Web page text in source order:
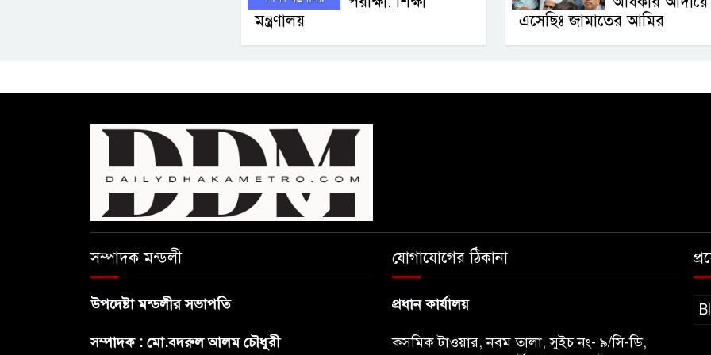
মন্ত্রণালয়
এসেছিঃ জামাতের আমির
সম্পাদক মন্ডলী
উপদেষ্টা মন্ডলীর সভাপতি
সম্পাদক : মো.বদরুল আলম চৌধুরী
যোগাযোগের ঠিকানা
প্রধান কার্যালয়
কসমিক টাওয়ার, নবম তালা, সুইচ নং- ৯/সি-ডি,